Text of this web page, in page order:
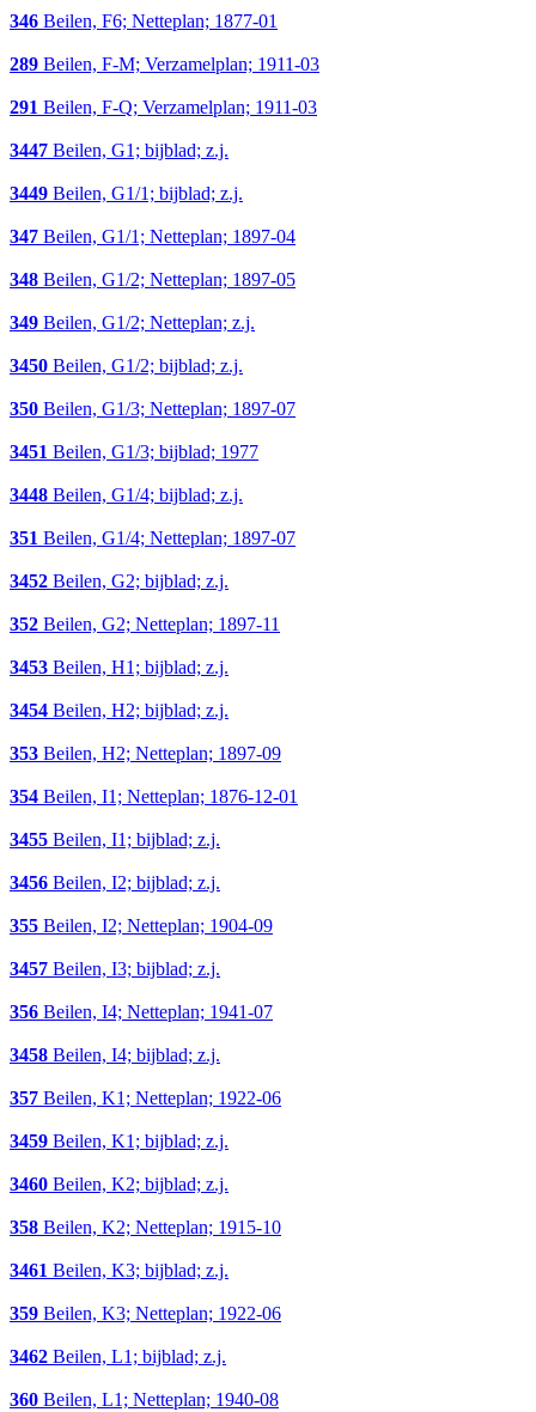
346 Beilen, F6; Netteplan; 1877-01
289 Beilen, F-M; Verzamelplan; 1911-03
291 Beilen, F-Q; Verzamelplan; 1911-03
3447 Beilen, G1; bijblad; z.j.
3449 Beilen, G1/1; bijblad; z.j.
347 Beilen, G1/1; Netteplan; 1897-04
348 Beilen, G1/2; Netteplan; 1897-05
349 Beilen, G1/2; Netteplan; z.j.
3450 Beilen, G1/2; bijblad; z.j.
350 Beilen, G1/3; Netteplan; 1897-07
3451 Beilen, G1/3; bijblad; 1977
3448 Beilen, G1/4; bijblad; z.j.
351 Beilen, G1/4; Netteplan; 1897-07
3452 Beilen, G2; bijblad; z.j.
352 Beilen, G2; Netteplan; 1897-11
3453 Beilen, H1; bijblad; z.j.
3454 Beilen, H2; bijblad; z.j.
353 Beilen, H2; Netteplan; 1897-09
354 Beilen, I1; Netteplan; 1876-12-01
3455 Beilen, I1; bijblad; z.j.
3456 Beilen, I2; bijblad; z.j.
355 Beilen, I2; Netteplan; 1904-09
3457 Beilen, I3; bijblad; z.j.
356 Beilen, I4; Netteplan; 1941-07
3458 Beilen, I4; bijblad; z.j.
357 Beilen, K1; Netteplan; 1922-06
3459 Beilen, K1; bijblad; z.j.
3460 Beilen, K2; bijblad; z.j.
358 Beilen, K2; Netteplan; 1915-10
3461 Beilen, K3; bijblad; z.j.
359 Beilen, K3; Netteplan; 1922-06
3462 Beilen, L1; bijblad; z.j.
360 Beilen, L1; Netteplan; 1940-08